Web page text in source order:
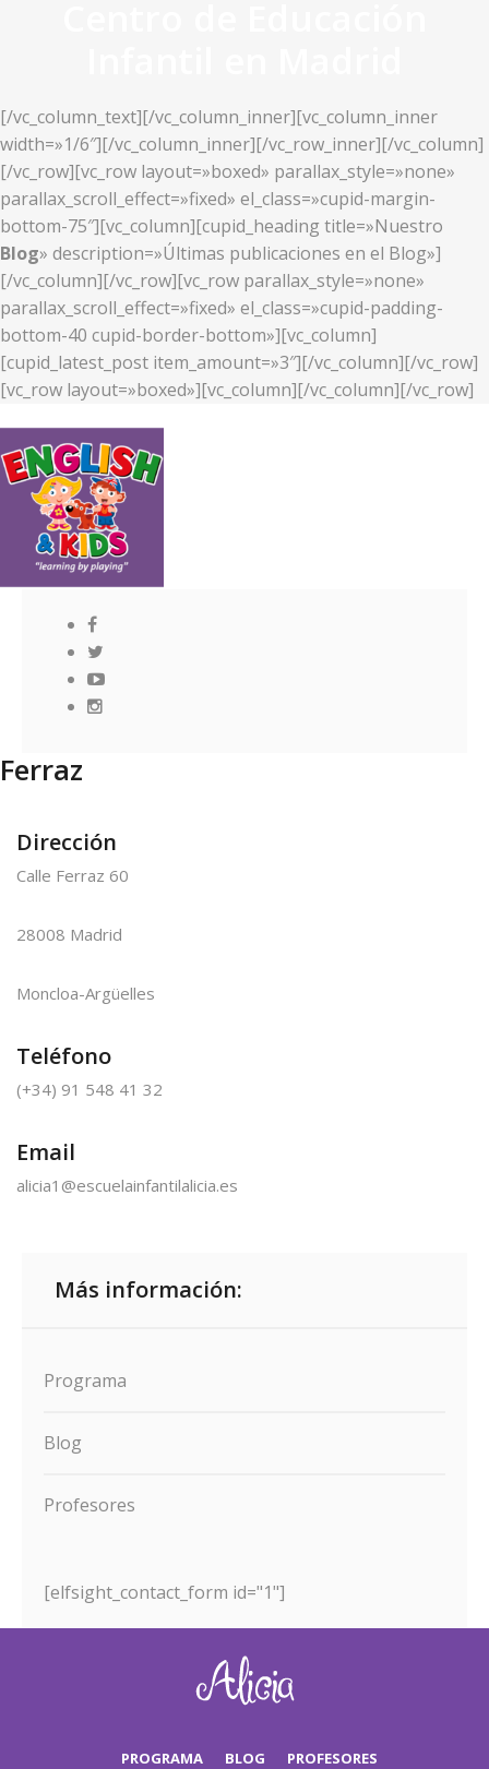
[/vc_column_text][/vc_column_inner][vc_column_inner
width=»1/6″][/vc_column_inner][/vc_row_inner][/vc_column]
[/vc_row][vc_row layout=»boxed» parallax_style=»none»
parallax_scroll_effect=»fixed» el_class=»cupid-margin-
bottom-75″][vc_column][cupid_heading title=»Nuestro
Blog» description=»Últimas publicaciones en el Blog»]
[/vc_column][/vc_row][vc_row parallax_style=»none»
parallax_scroll_effect=»fixed» el_class=»cupid-padding-
bottom-40 cupid-border-bottom»][vc_column]
[cupid_latest_post item_amount=»3″][/vc_column][/vc_row]
[vc_row layout=»boxed»][vc_column][/vc_column][/vc_row]
Ferraz
Dirección
Calle Ferraz 60
28008 Madrid
Moncloa-Argüelles
Teléfono
(+34) 91 548 41 32
Email
alicia1@escuelainfantilalicia.es
Más información:
Programa
Blog
Profesores
[elfsight_contact_form id="1"]
PROGRAMA BLOG PROFESORES